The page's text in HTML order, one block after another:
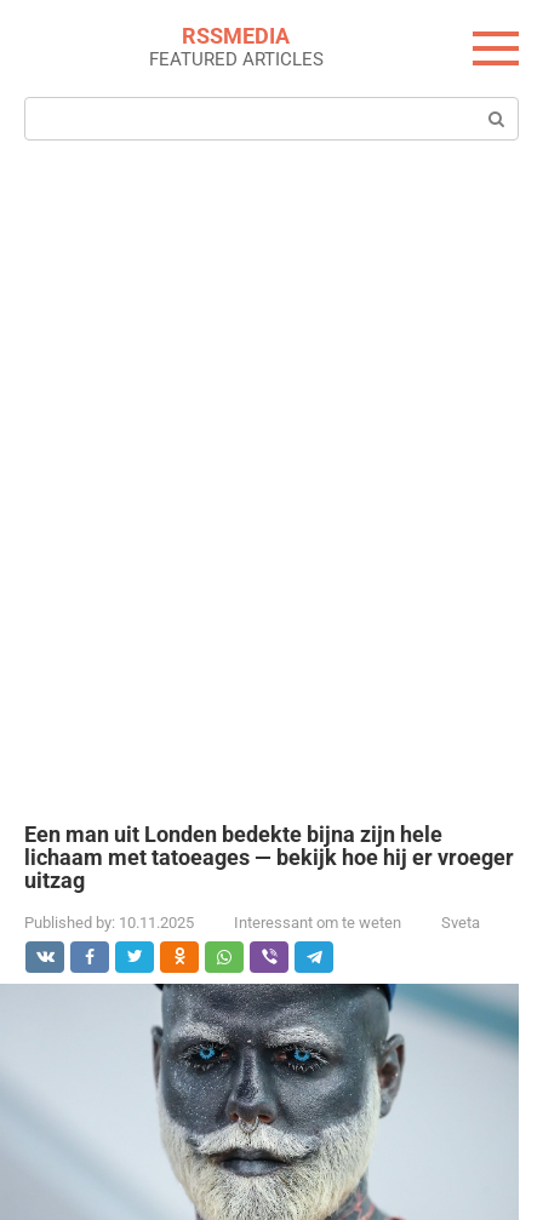
RSSMEDIA
FEATURED ARTICLES
Search:
Een man uit Londen bedekte bijna zijn hele
lichaam met tatoeages — bekijk hoe hij er vroeger
uitzag
Published by: 10.11.2025 Interessant om te weten Sveta